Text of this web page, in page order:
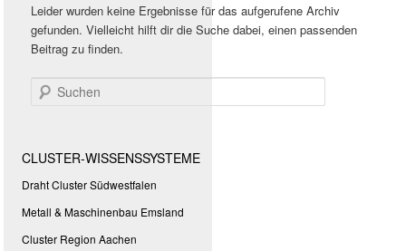
Leider wurden keine Ergebnisse für das aufgerufene Archiv
gefunden. Vielleicht hilft dir die Suche dabei, einen passenden
Beitrag zu finden.
Suchen
CLUSTER-WISSENSSYSTEME
Draht Cluster Südwestfalen
Metall & Maschinenbau Emsland
Cluster Region Aachen